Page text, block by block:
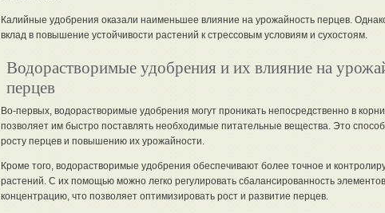
Калийные удобрения оказали наименьшее влияние на урожайность перцев.
вклад в повышение устойчивости растений к стрессовым условиям и сухостоям.
Водорастворимые удобрения и их влияние на
перцев
Во-первых, водорастворимые удобрения могут проникать непосредственно в
позволяет им быстро поставлять необходимые питательные вещества. Это
росту перцев и повышению их урожайности.
Кроме того, водорастворимые удобрения обеспечивают более точное и
растений. С их помощью можно легко регулировать сбалансированность
концентрацию, что позволяет оптимизировать рост и развитие перцев.